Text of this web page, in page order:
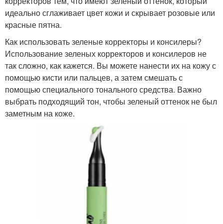
идеально сглаживает цвет кожи и скрывает розовые или
красные пятна.
Как использовать зеленые корректоры и консилеры?
Использование зеленых корректоров и консилеров не
так сложно, как кажется. Вы можете нанести их на кожу с
помощью кисти или пальцев, а затем смешать с
помощью специального тонального средства. Важно
выбрать подходящий тон, чтобы зеленый оттенок не был
заметным на коже.